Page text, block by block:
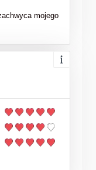
mojego